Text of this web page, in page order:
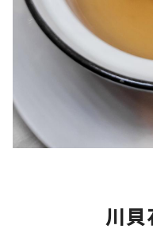
川貝